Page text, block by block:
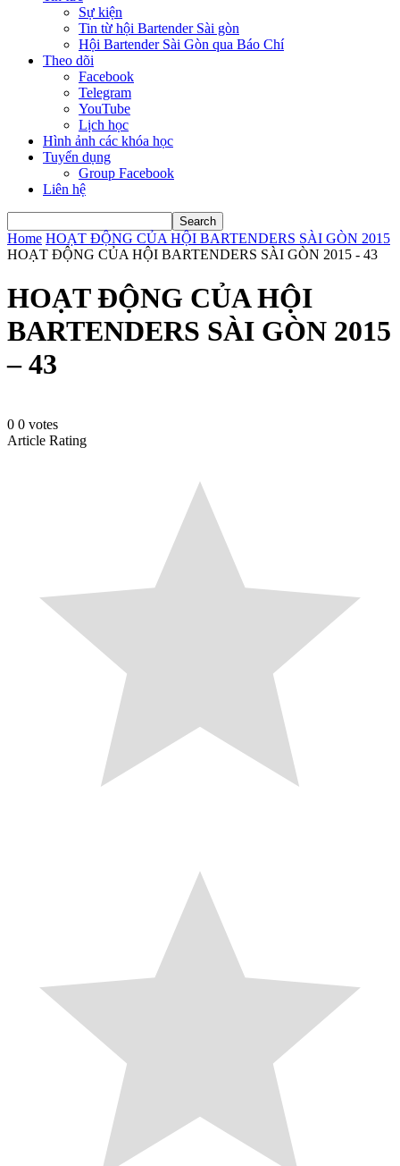
Sự kiện
Tin từ hội Bartender Sài gòn
Hội Bartender Sài Gòn qua Báo Chí
Theo dõi
Facebook
Telegram
YouTube
Lịch học
Hình ảnh các khóa học
Tuyển dụng
Group Facebook
Liên hệ
Home HOẠT ĐỘNG CỦA HỘI BARTENDERS SÀI GÒN 2015
HOẠT ĐỘNG CỦA HỘI BARTENDERS SÀI GÒN 2015 - 43
HOẠT ĐỘNG CỦA HỘI
BARTENDERS SÀI GÒN 2015
– 43
0 0 votes
Article Rating